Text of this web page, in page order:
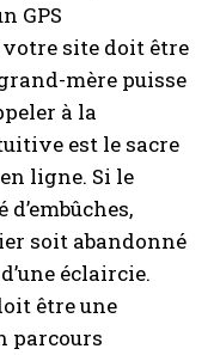
GPS
votre site doit être
mère puisse
à la
est le sacre
ligne. Si le
soit abandonné
éclaircie.
être une
parcours